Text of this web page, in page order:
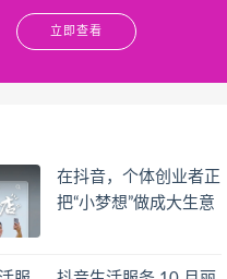
立即查看
在抖音，个体创业者正
把“小梦想”做成大生意